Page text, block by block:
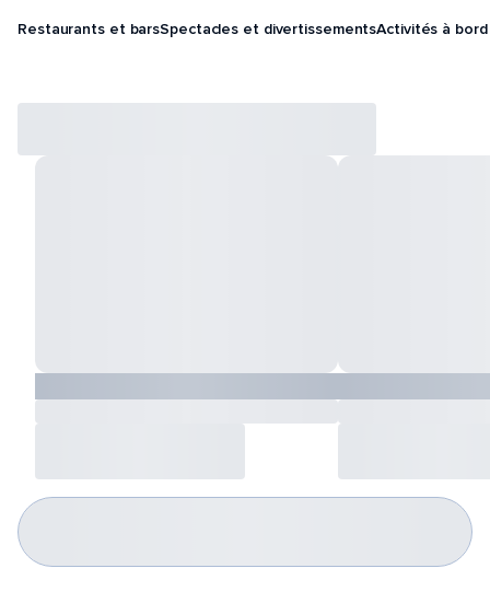
Restaurants et barsSpectacles et divertissementsActivités à bord